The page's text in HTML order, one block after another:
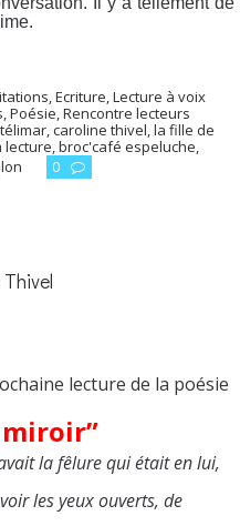
,Ecriture,Lecture à voix
,Poésie,Rencontre lecteurs
,caroline thivel,la fille de
lecture,broc'café espeluche,
0
lecture de la poésie
miroir”
la fêlure qui était en lui,
les yeux ouverts, de